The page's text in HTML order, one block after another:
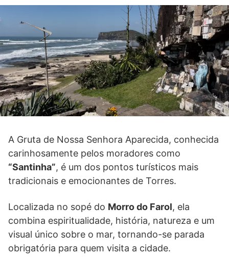
A Gruta de Nossa Senhora Aparecida, conhecida
carinhosamente pelos moradores como
“Santinha”, é um dos pontos turísticos mais
tradicionais e emocionantes de Torres.
Localizada no sopé do Morro do Farol, ela
combina espiritualidade, história, natureza e um
visual único sobre o mar, tornando-se parada
obrigatória para quem visita a cidade.